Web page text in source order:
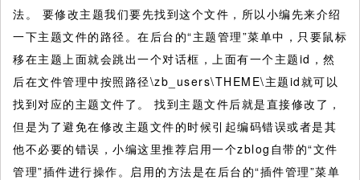
法。
要修改主题我们要先找到这个文件，所以小编先来介绍
一下主题文件的路径。在后台的“主题管理”菜单中，只要鼠标
移在主题上面就会跳出一个对话框，上面有一个主题id，然
后在文件管理中按照路径\zb_users\THEME\主题id就可以
找到对应的主题文件了。 找到主题文件后就是直接修改了，
但是为了避免在修改主题文件的时候引起编码错误或者是其
他不必要的错误，小编这里推荐启用一个zblog自带的“文件
管理”插件进行操作。启用的方法是在后台的“插件管理”菜单